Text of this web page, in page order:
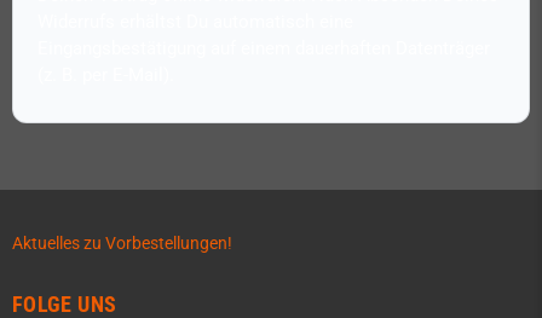
Aktuelles zu Vorbestellungen!
FOLGE UNS